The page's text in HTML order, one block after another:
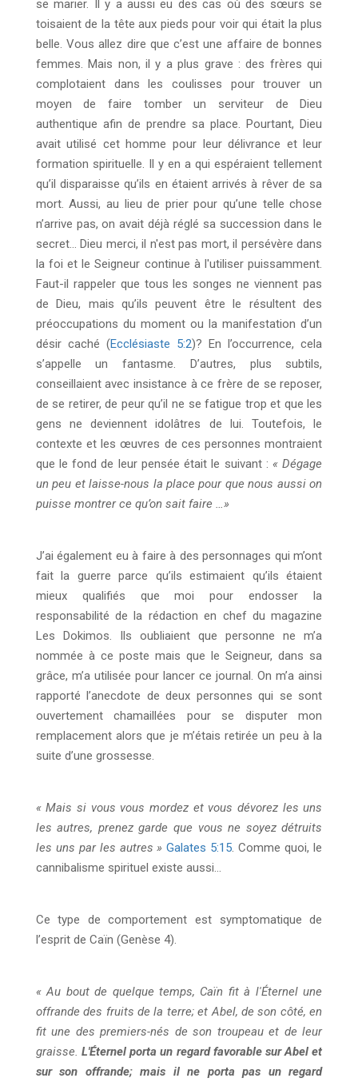
se marier. Il y a aussi eu des cas où des sœurs se
toisaient de la tête aux pieds pour voir qui était la plus
belle. Vous allez dire que c’est une affaire de bonnes
femmes. Mais non, il y a plus grave : des frères qui
complotaient dans les coulisses pour trouver un
moyen de faire tomber un serviteur de Dieu
authentique afin de prendre sa place. Pourtant, Dieu
avait utilisé cet homme pour leur délivrance et leur
formation spirituelle. Il y en a qui espéraient tellement
qu’il disparaisse qu’ils en étaient arrivés à rêver de sa
mort. Aussi, au lieu de prier pour qu’une telle chose
n’arrive pas, on avait déjà réglé sa succession dans le
secret… Dieu merci, il n'est pas mort, il persévère dans
la foi et le Seigneur continue à l'utiliser puissamment.
Faut-il rappeler que tous les songes ne viennent pas
de Dieu, mais qu’ils peuvent être le résultent des
préoccupations du moment ou la manifestation d’un
désir caché (Ecclésiaste 5:2)? En l’occurrence, cela
s’appelle un fantasme. D’autres, plus subtils,
conseillaient avec insistance à ce frère de se reposer,
de se retirer, de peur qu’il ne se fatigue trop et que les
gens ne deviennent idolâtres de lui. Toutefois, le
contexte et les œuvres de ces personnes montraient
que le fond de leur pensée était le suivant : « Dégage
un peu et laisse-nous la place pour que nous aussi on
puisse montrer ce qu’on sait faire …»
J’ai également eu à faire à des personnages qui m’ont
fait la guerre parce qu’ils estimaient qu’ils étaient
mieux qualifiés que moi pour endosser la
responsabilité de la rédaction en chef du magazine
Les Dokimos. Ils oubliaient que personne ne m’a
nommée à ce poste mais que le Seigneur, dans sa
grâce, m’a utilisée pour lancer ce journal. On m’a ainsi
rapporté l’anecdote de deux personnes qui se sont
ouvertement chamaillées pour se disputer mon
remplacement alors que je m’étais retirée un peu à la
suite d’une grossesse.
« Mais si vous vous mordez et vous dévorez les uns
les autres, prenez garde que vous ne soyez détruits
les uns par les autres » Galates 5:15. Comme quoi, le
cannibalisme spirituel existe aussi…
Ce type de comportement est symptomatique de
l’esprit de Caïn (Genèse 4).
« Au bout de quelque temps, Caïn fit à l'Éternel une
offrande des fruits de la terre; et Abel, de son côté, en
fit une des premiers-nés de son troupeau et de leur
graisse. L'Éternel porta un regard favorable sur Abel et
sur son offrande; mais il ne porta pas un regard